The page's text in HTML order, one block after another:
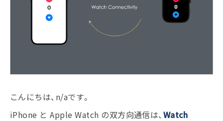
こんにちは、n/aです。
iPhone と Apple Watch の双方向通信は、 Watch